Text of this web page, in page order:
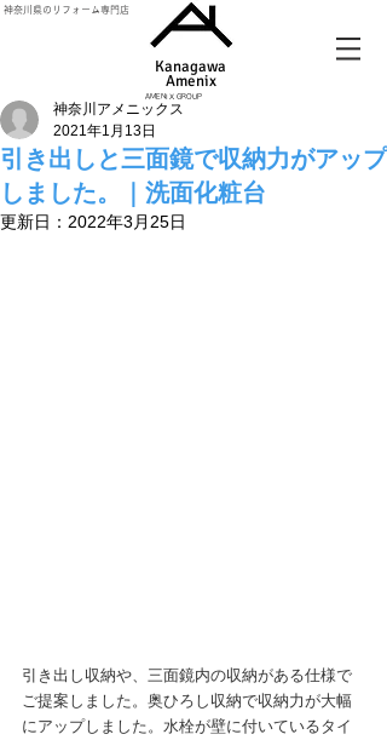
神奈川県のリフォーム専門店
Kanagawa
Amenix​
AMENIX GROUP
引き出しと三面鏡で収納力がアップ
しました。｜洗面化粧台
神奈川アメニックス
2021年1月13日
更新日： 2022年3月25日
引き出し収納や、三面鏡内の収納がある仕様で
ご提案しました。奥ひろし収納で収納力が大幅
にアップしました。水栓が壁に付いているタイ